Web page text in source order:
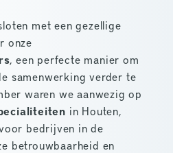
met een gezellige
onze
, een perfecte manier om
samenwerking verder te
waren we aanwezig op
in Houten,
bedrijven in de
betrouwbaarheid en